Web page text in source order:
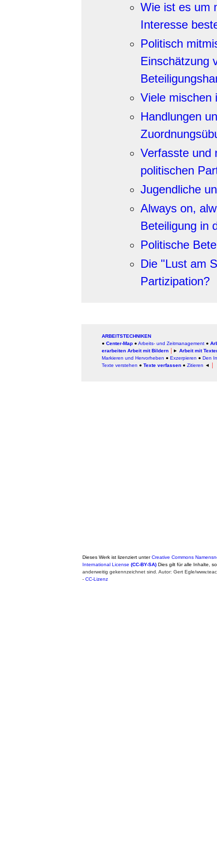
Wie ist es um
Interesse
Politisch
Einschätzung
Viele mischen
Handlungen
Verfasste und
politischen
Jugendliche
Always on,
Beteiligung in
Politische
Die "Lust am
Partizipation?
ARBEITSTECHNIKEN
● Center-Map ● Arbeits- und Zeitmanagement ●
erarbeiten Arbeit mit Bildern ► Arbeit mit
Markieren und Hervorheben ● Exzerpieren ● Den
Texte verstehen ● Texte verfassen ● Zitieren ◄
Dieses Werk ist lizenziert unterCreative Commons
International License (CC-BY-SA) Dies gilt für alle Inhalte,
anderweitig gekennzeichnet sind. Autor: Gert Egle/
- CC-Lizenz